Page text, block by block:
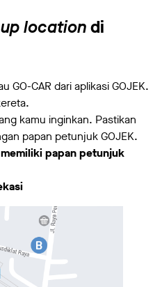
locationdi
GO-CAR dari aplikasi GOJEK.
kamu inginkan. Pastikan
papan petunjuk GOJEK.
papan petunjuk